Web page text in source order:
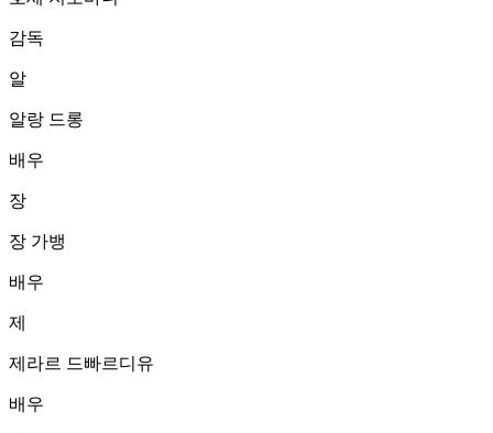
감독
알
알랑 드롱
배우
장
장 가뱅
배우
제
제라르 드빠르디유
배우